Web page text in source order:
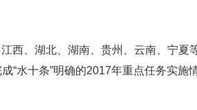
、湖北、湖南、贵州、云南、宁夏
“水十条”明确的2017年重点任务实施